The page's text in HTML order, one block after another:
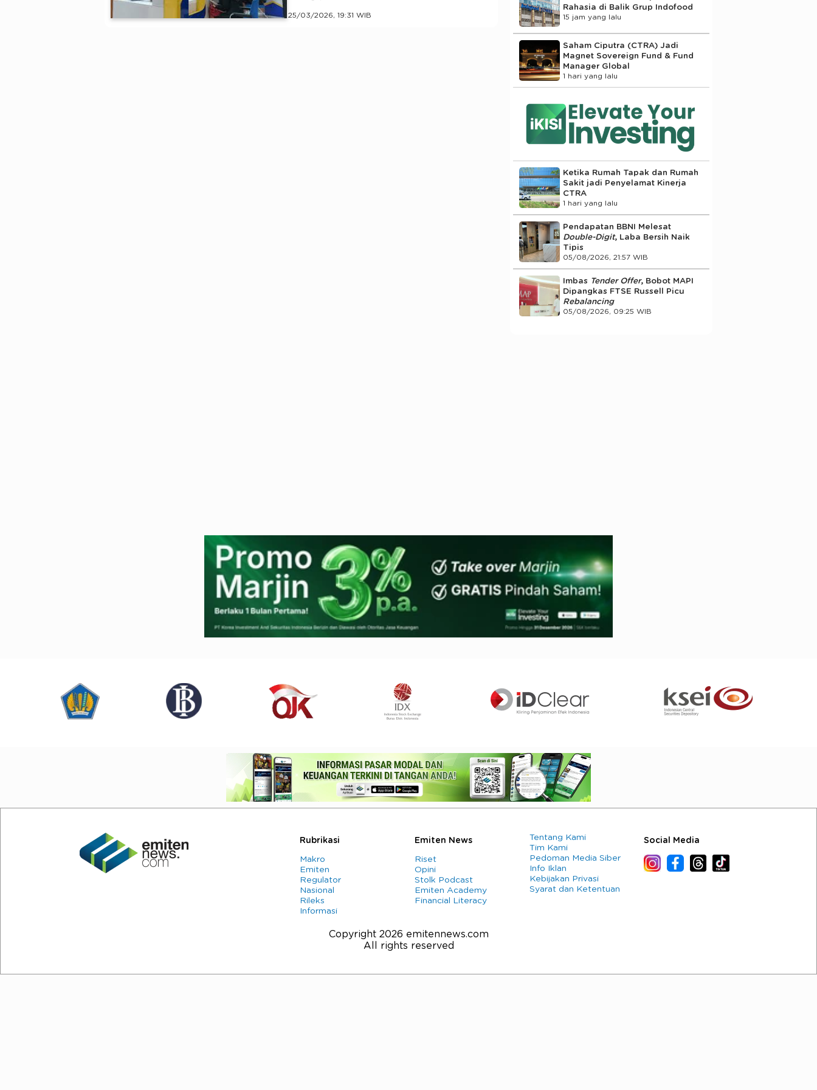
25/03/2026, 19:31 WIB
Rahasia di Balik Grup Indofood
15 jam yang lalu
Saham Ciputra (CTRA) Jadi
Magnet Sovereign Fund & Fund
Manager Global
1 hari yang lalu
Ketika Rumah Tapak dan Rumah
Sakit jadi Penyelamat Kinerja
CTRA
1 hari yang lalu
Pendapatan BBNI Melesat
Double-Digit, Laba Bersih Naik
Tipis
05/08/2026, 21:57 WIB
Imbas Tender Offer, Bobot MAPI
Dipangkas FTSE Russell Picu
Rebalancing
05/08/2026, 09:25 WIB
Rubrikasi
Makro
Emiten
Regulator
Nasional
Rileks
Informasi
Emiten News
Riset
Opini
Stolk Podcast
Emiten Academy
Financial Literacy
Tentang Kami
Tim Kami
Pedoman Media Siber
Info Iklan
Kebijakan Privasi
Syarat dan Ketentuan
Social Media
Copyright 2026 emitennews.com
All rights reserved